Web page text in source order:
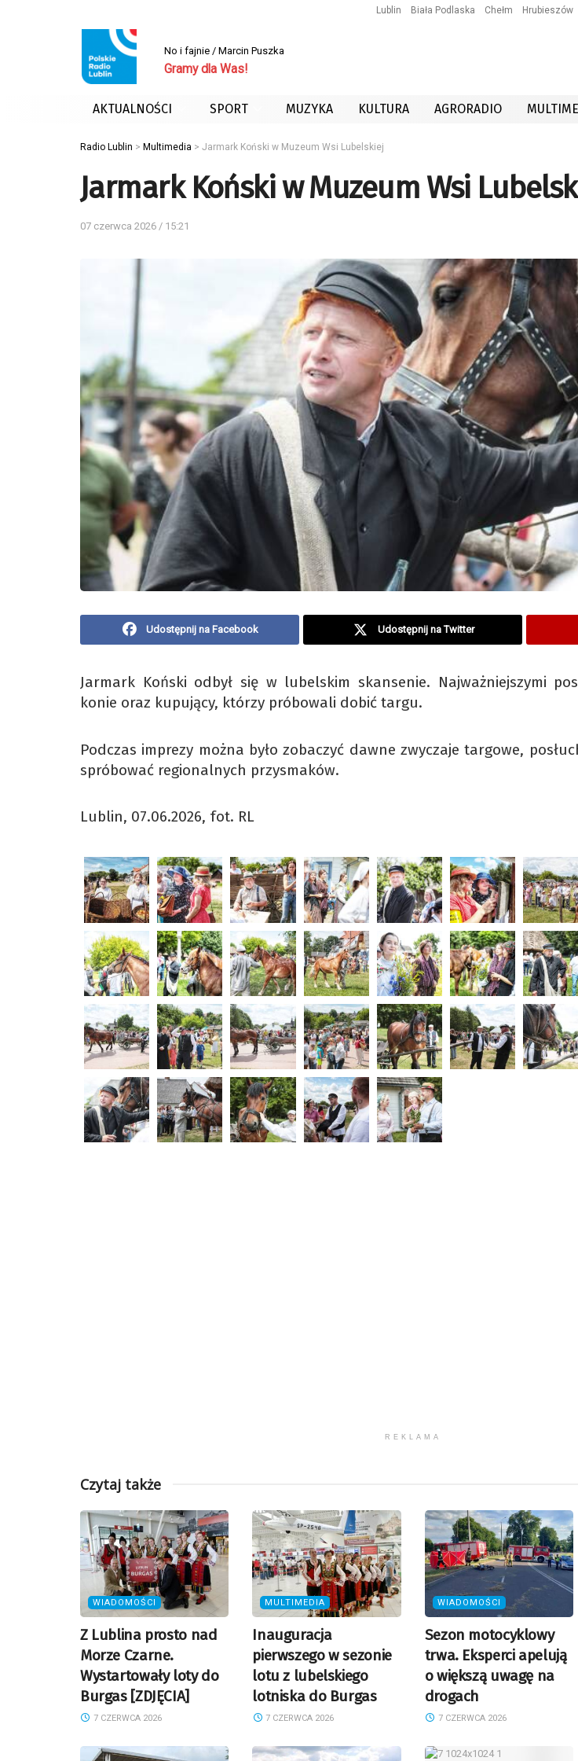
Lublin Biała Podlaska Chełm Hrubieszów
No i fajnie / Marcin Puszka
Gramy dla Was!
AKTUALNOŚCI SPORT MUZYKA KULTURA AGRORADIO
Radio Lublin > Multimedia > Jarmark Koński w Muzeum Wsi Lubelskiej
Jarmark Koński w Muzeum Wsi
07 czerwca 2026 / 15:21
Udostępnij na Facebook Udostępnij na Twitter
Jarmark Koński odbył się w lubelskim skansenie. Najważniejszymi
konie oraz kupujący, którzy próbowali dobić targu.
Podczas imprezy można było zobaczyć dawne zwyczaje targowe,
spróbować regionalnych przysmaków.
Lublin, 07.06.2026, fot. RL
REKLAMA
Czytaj także
WIADOMOŚCI
Z Lublina prosto nad
Morze Czarne.
Wystartowały loty do
Burgas [ZDJĘCIA]
7 CZERWCA 2026
MULTIMEDIA
Inauguracja
pierwszego w sezonie
lotu z lubelskiego
lotniska do Burgas
7 CZERWCA 2026
WIADOMOŚCI
Sezon motocyklowy
trwa. Eksperci apelują
o większą uwagę na
drogach
7 CZERWCA 2026